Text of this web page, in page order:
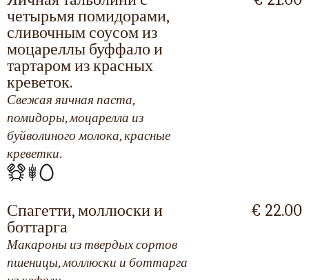
четырьмя помидорами,
сливочным соусом из
моцареллы буффало и
тартаром из красных
креветок.
Свежая яичная паста,
помидоры, моцарелла из
буйволиного молока, красные
креветки.
Спагетти, моллюски и
боттарга
Макароны из твердых сортов
пшеницы, моллюски и боттарга
€ 22.00